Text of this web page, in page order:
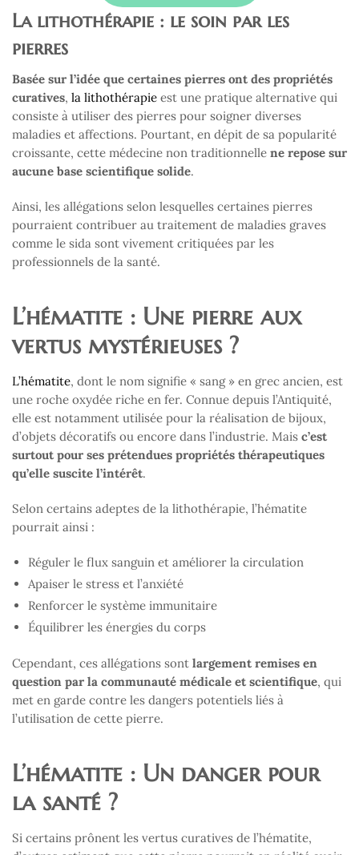
La lithothérapie : le soin par les
pierres
Basée sur l’idée que certaines pierres ont des propriétés
curatives, la lithothérapie est une pratique alternative qui
consiste à utiliser des pierres pour soigner diverses
maladies et affections. Pourtant, en dépit de sa popularité
croissante, cette médecine non traditionnelle ne repose sur
aucune base scientifique solide.
Ainsi, les allégations selon lesquelles certaines pierres
pourraient contribuer au traitement de maladies graves
comme le sida sont vivement critiquées par les
professionnels de la santé.
L’hématite : Une pierre aux
vertus mystérieuses ?
L’hématite, dont le nom signifie « sang » en grec ancien, est
une roche oxydée riche en fer. Connue depuis l’Antiquité,
elle est notamment utilisée pour la réalisation de bijoux,
d’objets décoratifs ou encore dans l’industrie. Mais c’est
surtout pour ses prétendues propriétés thérapeutiques
qu’elle suscite l’intérêt.
Selon certains adeptes de la lithothérapie, l’hématite
pourrait ainsi :
Réguler le flux sanguin et améliorer la circulation
Apaiser le stress et l’anxiété
Renforcer le système immunitaire
Équilibrer les énergies du corps
Cependant, ces allégations sont largement remises en
question par la communauté médicale et scientifique, qui
met en garde contre les dangers potentiels liés à
l’utilisation de cette pierre.
L’hématite : Un danger pour
la santé ?
Si certains prônent les vertus curatives de l’hématite,